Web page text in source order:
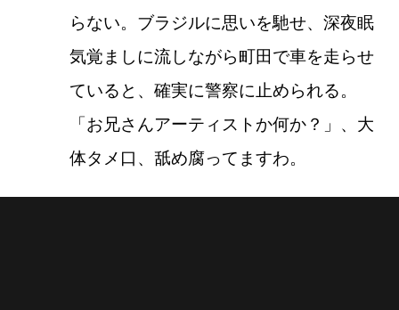
らない。ブラジルに思いを馳せ、深夜眠
気覚ましに流しながら町田で車を走らせ
ていると、確実に警察に止められる。
「お兄さんアーティストか何か？」、大
体タメ口、舐め腐ってますわ。